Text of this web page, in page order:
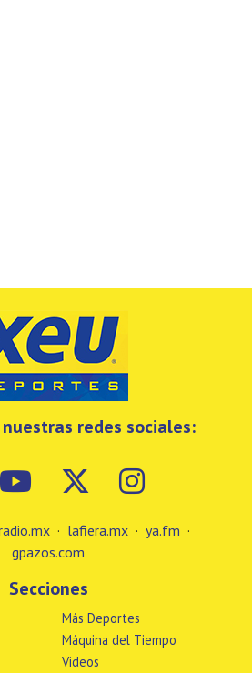
redes sociales:
· lafiera.mx · ya.fm ·
gpazos.com
Secciones
Más Deportes
Máquina del Tiempo
Videos